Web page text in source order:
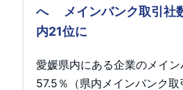
へ メインバンク取引社
内21位に
愛媛県内にある企業のメイ
57.5％（県内メインバンク取